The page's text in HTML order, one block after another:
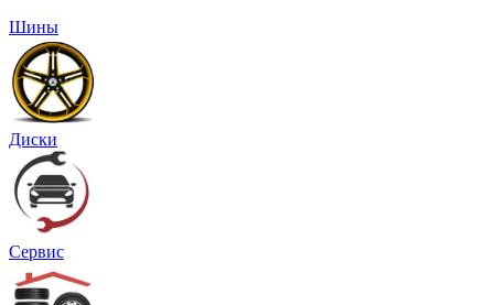
Шины
Диски
Сервис